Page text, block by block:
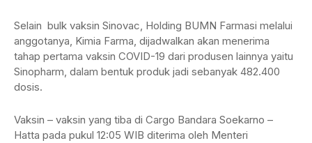
Selain bulk vaksin Sinovac, Holding BUMN Farmasi melalui
anggotanya, Kimia Farma, dijadwalkan akan menerima
tahap pertama vaksin COVID-19 dari produsen lainnya yaitu
Sinopharm, dalam bentuk produk jadi sebanyak 482.400
dosis.
Vaksin – vaksin yang tiba di Cargo Bandara Soekarno –
Hatta pada pukul 12:05 WIB diterima oleh Menteri